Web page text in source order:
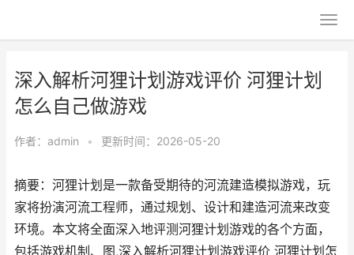
深入解析河狸计划游戏评价 河狸计划
怎么自己做游戏
作者： admin • 更新时间：2026-05-20
摘要：河狸计划是一款备受期待的河流建造模拟游戏，玩
家将扮演河流工程师，通过规划、设计和建造河流来改变
环境。本文将全面深入地评测河狸计划游戏的各个方面，
包括游戏机制、图,深入解析河狸计划游戏评价 河狸计划怎